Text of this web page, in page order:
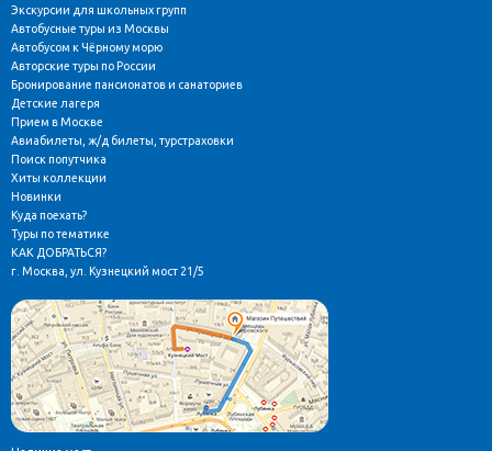
Экскурсии для школьных групп
Автобусные туры из Москвы
Автобусом к Чёрному морю
Авторские туры по России
Бронирование пансионатов и санаториев
Детские лагеря
Прием в Москве
Авиабилеты, ж/д билеты, турстраховки
Поиск попутчика
Хиты коллекции
Новинки
Куда поехать?
Туры по тематике
КАК ДОБРАТЬСЯ?
г. Москва, ул. Кузнецкий мост 21/5